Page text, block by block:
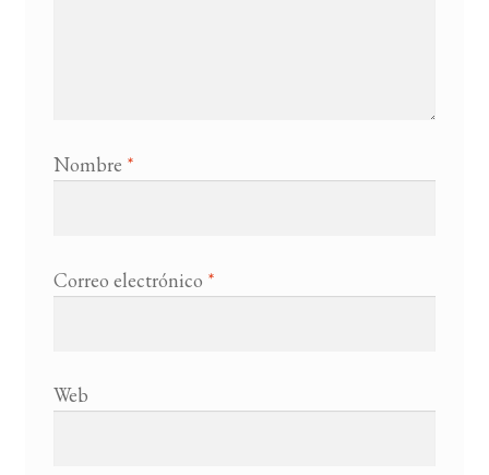
Nombre *
Correo electrónico *
Web